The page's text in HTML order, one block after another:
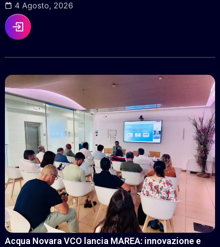
4 Agosto, 2026
Acqua Novara VCO lancia MAREA: innovazione e